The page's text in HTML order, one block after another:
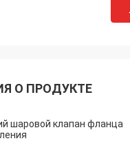
О ПРОДУКТЕ
шаровой клапан фланца